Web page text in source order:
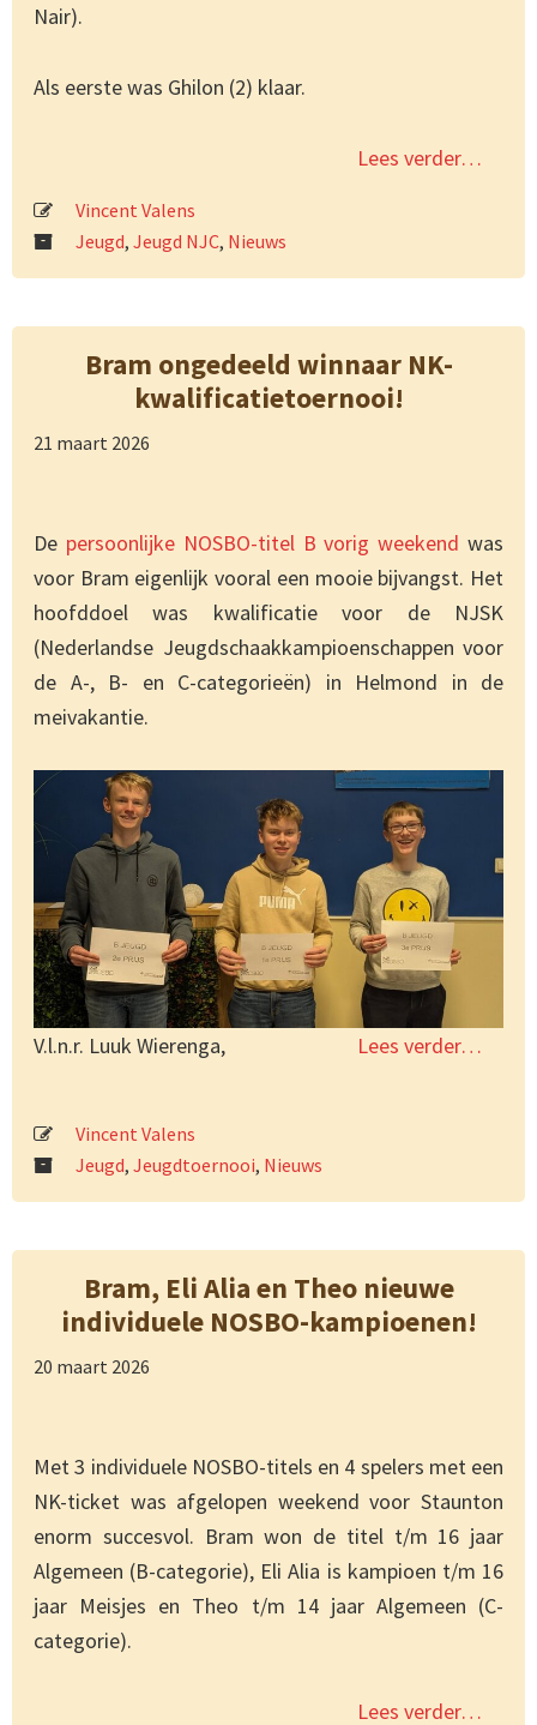
Nair).
Als eerste was Ghilon (2) klaar.
Lees verder…
Vincent Valens
Jeugd, Jeugd NJC, Nieuws
Bram ongedeeld winnaar NK-
kwalificatietoernooi!
21 maart 2026
De persoonlijke NOSBO-titel B vorig weekend was
voor Bram eigenlijk vooral een mooie bijvangst. Het
hoofddoel was kwalificatie voor de NJSK
(Nederlandse Jeugdschaakkampioenschappen voor
de A-, B- en C-categorieën) in Helmond in de
meivakantie.
V.l.n.r. Luuk Wierenga, Lees verder…
Vincent Valens
Jeugd, Jeugdtoernooi, Nieuws
Bram, Eli Alia en Theo nieuwe
individuele NOSBO-kampioenen!
20 maart 2026
Met 3 individuele NOSBO-titels en 4 spelers met een
NK-ticket was afgelopen weekend voor Staunton
enorm succesvol. Bram won de titel t/m 16 jaar
Algemeen (B-categorie), Eli Alia is kampioen t/m 16
jaar Meisjes en Theo t/m 14 jaar Algemeen (C-
categorie).
Lees verder…